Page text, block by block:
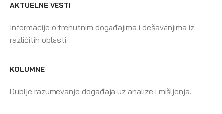
AKTUELNE VESTI
Informacije o trenutnim događajima i dešavanjima iz
različitih oblasti.
KOLUMNE
Dublje razumevanje događaja uz analize i mišljenja.